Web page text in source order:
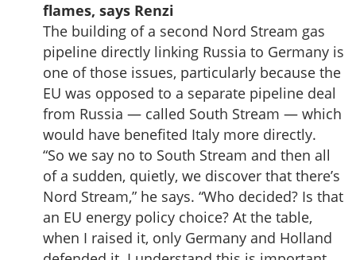
flames, says Renzi
The building of a second Nord Stream gas
pipeline directly linking Russia to Germany is
one of those issues, particularly because the
EU was opposed to a separate pipeline deal
from Russia — called South Stream — which
would have benefited Italy more directly.
“So we say no to South Stream and then all
of a sudden, quietly, we discover that there’s
Nord Stream,” he says. “Who decided? Is that
an EU energy policy choice? At the table,
when I raised it, only Germany and Holland